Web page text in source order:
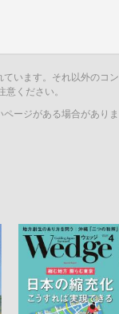
います。それ以外のコン
ください。
ージがある場合がありま